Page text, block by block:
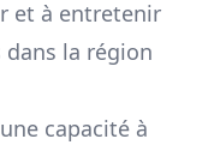
et à entretenir
la région
capacité à